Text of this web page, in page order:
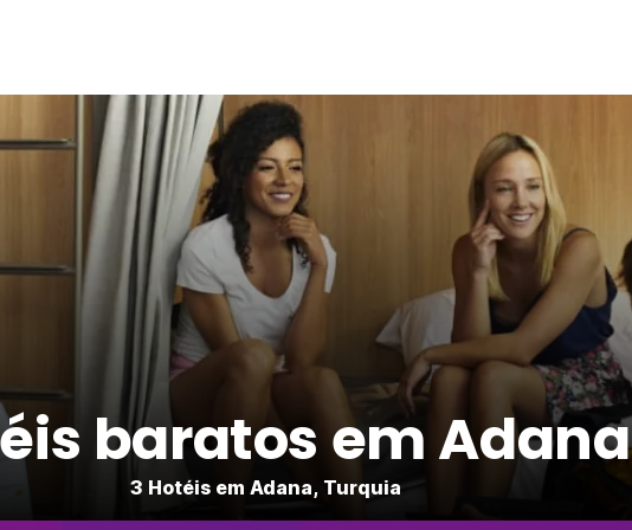
baratos em Adana
3 Hotéis em Adana, Turquia